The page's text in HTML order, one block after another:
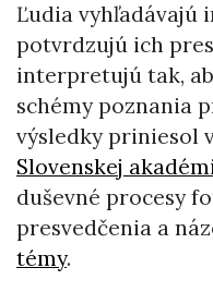
Ľudia vyhľadávajú
potvrdzujú ich
interpretujú tak,
schémy poznania
výsledky priniesol
Slovenskej
duševné procesy
presvedčenia a
témy.